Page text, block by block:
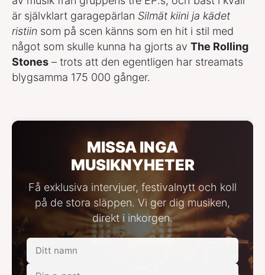
är självklart garagepärlan Silmät kiini ja kädet
ristiin som på scen känns som en hit i stil med
något som skulle kunna ha gjorts av The Rolling
Stones – trots att den egentligen har streamats
blygsamma 175 000 gånger.
MISSA INGA
MUSIKNYHETER
Få exklusiva intervjuer, festivalnytt och koll
på de stora släppen. Vi ger dig musiken,
direkt i inkorgen.